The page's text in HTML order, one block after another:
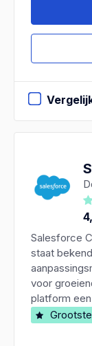
Salesforce
staat
voor
platform